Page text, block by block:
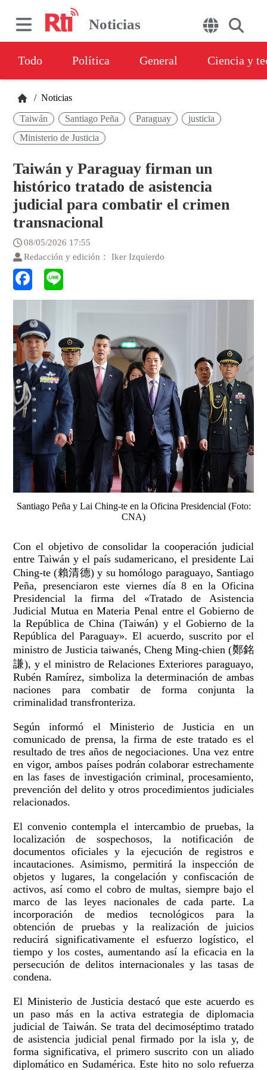
Noticias
Todo Política General Ciencia y
/ Noticias
Taiwán Santiago Peña Paraguay
justicia
Ministerio de Justicia
Taiwán y Paraguay firman un
histórico tratado de asistencia
judicial para combatir el crimen
transnacional
08/05/2026 17:55
Redacción y edición： Iker Izquierdo
Santiago Peña y Lai Ching-te en la Oficina Presidencial (Foto:
CNA)
Con el objetivo de consolidar la cooperación judicial
entre Taiwán y el país sudamericano, el presidente Lai
Ching-te (賴清德) y su homólogo paraguayo, Santiago
Peña, presenciaron este viernes día 8 en la Oficina
Presidencial la firma del «Tratado de Asistencia
Judicial Mutua en Materia Penal entre el Gobierno de
la República de China (Taiwán) y el Gobierno de la
República del Paraguay». El acuerdo, suscrito por el
ministro de Justicia taiwanés, Cheng Ming-chien (鄭銘
謙), y el ministro de Relaciones Exteriores paraguayo,
Rubén Ramírez, simboliza la determinación de ambas
naciones para combatir de forma conjunta la
criminalidad transfronteriza.
Según informó el Ministerio de Justicia en un
comunicado de prensa, la firma de este tratado es el
resultado de tres años de negociaciones. Una vez entre
en vigor, ambos países podrán colaborar estrechamente
en las fases de investigación criminal, procesamiento,
prevención del delito y otros procedimientos judiciales
relacionados.
El convenio contempla el intercambio de pruebas, la
localización de sospechosos, la notificación de
documentos oficiales y la ejecución de registros e
incautaciones. Asimismo, permitirá la inspección de
objetos y lugares, la congelación y confiscación de
activos, así como el cobro de multas, siempre bajo el
marco de las leyes nacionales de cada parte. La
incorporación de medios tecnológicos para la
obtención de pruebas y la realización de juicios
reducirá significativamente el esfuerzo logístico, el
tiempo y los costes, aumentando así la eficacia en la
persecución de delitos internacionales y las tasas de
condena.
El Ministerio de Justicia destacó que este acuerdo es
un paso más en la activa estrategia de diplomacia
judicial de Taiwán. Se trata del decimoséptimo tratado
de asistencia judicial penal firmado por la isla y, de
forma significativa, el primero suscrito con un aliado
diplomático en Sudamérica. Este hito no solo refuerza